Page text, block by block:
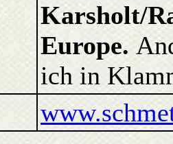
Karsholt/
Europe.
ich in